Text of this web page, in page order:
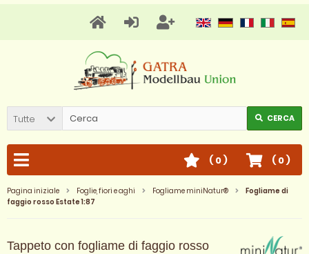
Tutte CERCA
( 0)
( 0)
Pagina iniziale Foglie, fiori e aghi Fogliame miniNatur®
Fogliame di
faggio rosso Estate 1:87
Tappeto con fogliame di faggio rosso